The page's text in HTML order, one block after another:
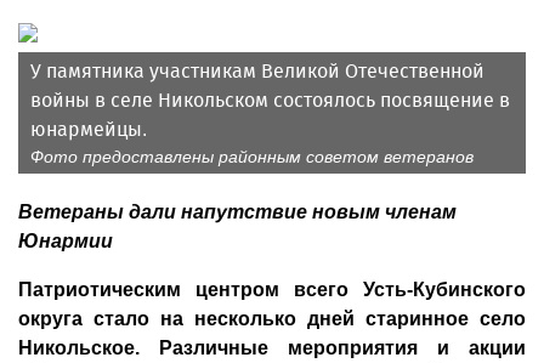
У памятника участникам Великой Отечественной
войны в селе Никольском состоялось посвящение в
юнармейцы.
Фото предоставлены районным советом ветеранов
Ветераны дали напутствие новым членам
Юнармии
Патриотическим центром всего Усть-Кубинского
округа стало на несколько дней старинное село
Никольское. Различные мероприятия и акции